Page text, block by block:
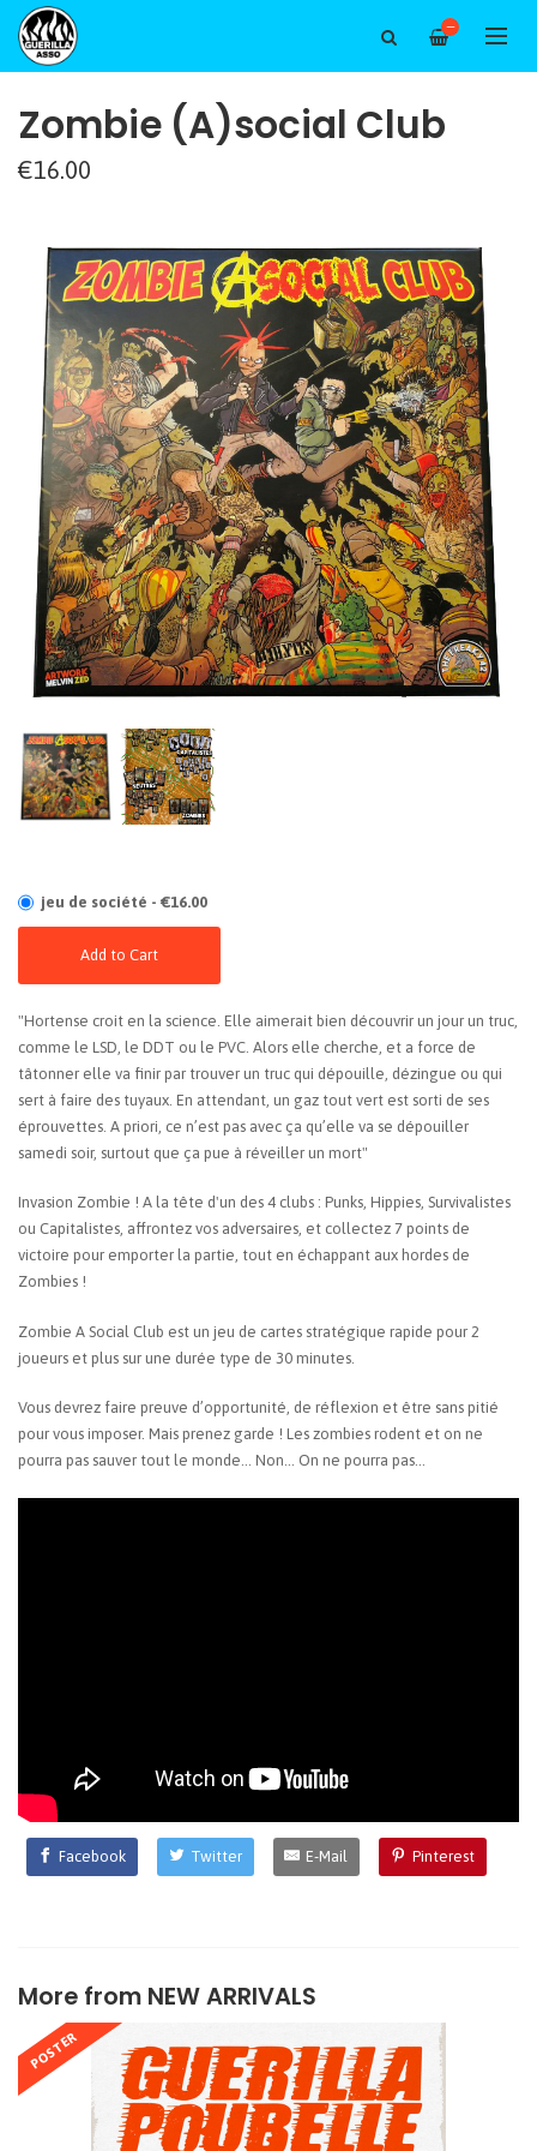
—
Zombie (A)social Club
€16.00
jeu de société - €16.00
Add to Cart
"Hortense croit en la science. Elle aimerait bien découvrir un jour un truc,
comme le LSD, le DDT ou le PVC. Alors elle cherche, et a force de
tâtonner elle va finir par trouver un truc qui dépouille, dézingue ou qui
sert à faire des tuyaux. En attendant, un gaz tout vert est sorti de ses
éprouvettes. A priori, ce n’est pas avec ça qu’elle va se dépouiller
samedi soir, surtout que ça pue à réveiller un mort"
Invasion Zombie ! A la tête d'un des 4 clubs : Punks, Hippies, Survivalistes
ou Capitalistes, affrontez vos adversaires, et collectez 7 points de
victoire pour emporter la partie, tout en échappant aux hordes de
Zombies !
Zombie A Social Club est un jeu de cartes stratégique rapide pour 2
joueurs et plus sur une durée type de 30 minutes.
Vous devrez faire preuve d’opportunité, de réflexion et être sans pitié
pour vous imposer. Mais prenez garde ! Les zombies rodent et on ne
pourra pas sauver tout le monde… Non… On ne pourra pas...
Facebook Twitter E-Mail Pinterest
More from NEW ARRIVALS
POSTER